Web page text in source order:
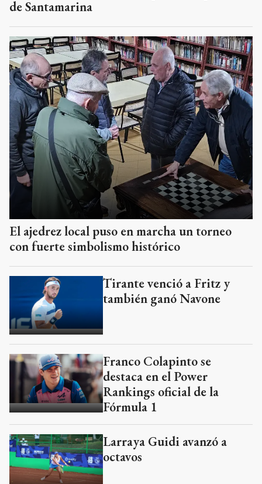
de Santamarina
El ajedrez local puso en marcha un torneo
con fuerte simbolismo histórico
Tirante venció a Fritz y
también ganó Navone
Franco Colapinto se
destaca en el Power
Rankings oficial de la
Fórmula 1
Larraya Guidi avanzó a
octavos